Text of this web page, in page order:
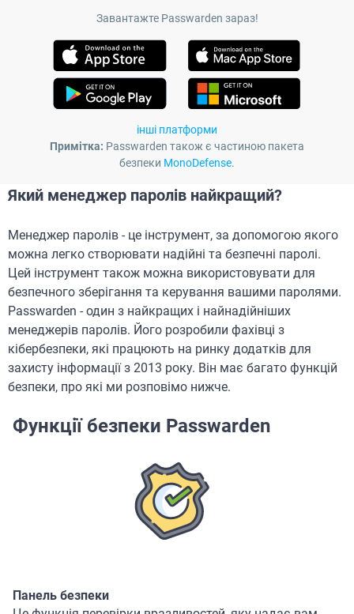
Завантажте Passwarden зараз!
інші платформи
Примітка: Passwarden також є частиною пакета
безпеки MonoDefense.
Який менеджер паролів найкращий?
Менеджер паролів - це інструмент, за допомогою якого
можна легко створювати надійні та безпечні паролі.
Цей інструмент також можна використовувати для
безпечного зберігання та керування вашими паролями.
Passwarden - один з найкращих і найнадійніших
менеджерів паролів. Його розробили фахівці з
кібербезпеки, які працюють на ринку додатків для
захисту інформації з 2013 року. Він має багато функцій
безпеки, про які ми розповімо нижче.
Функції безпеки Passwarden
Панель безпеки